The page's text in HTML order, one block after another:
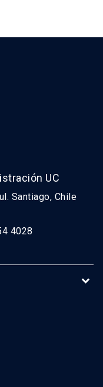
UC
Santiago, Chile
4028